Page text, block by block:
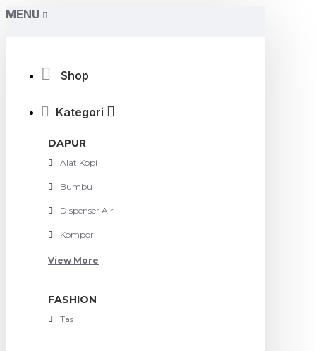
MENU
Shop
Kategori
DAPUR
Alat Kopi
Bumbu
Dispenser Air
Kompor
View More
FASHION
Tas